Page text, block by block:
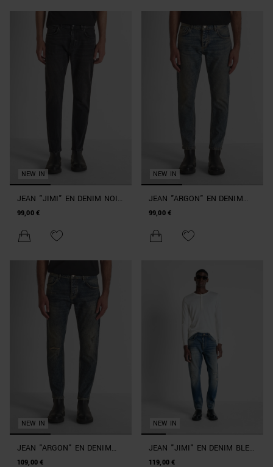
NEW IN
JEAN "JIMI" EN DENIM NOIR
CROPPED SLIM FIT
99,00 €
NEW IN
JEAN "ARGON" EN DENIM
BLEU SLIM FIT À LA
99,00 €
NEW IN
JEAN "ARGON" EN DENIM
BLEU SLIM FIT À LA
109,00 €
NEW IN
JEAN "JIMI" EN DENIM BLEU
CROPPED SLIM FIT
119,00 €